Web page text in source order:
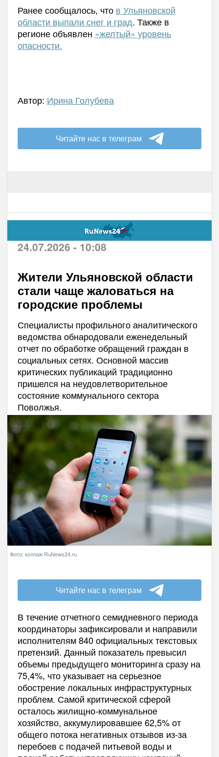
Ранее сообщалось, что в Ульяновской
области выпали снег и град. Также в
регионе объявлен «желтый» уровень
опасности.
Автор: Ирина Голубева
Читайте нас в телеграм
24.07.2026 - 10:08
Жители Ульяновской области
стали чаще жаловаться на
городские проблемы
Специалисты профильного аналитического
ведомства обнародовали еженедельный
отчет по обработке обращений граждан в
социальных сетях. Основной массив
критических публикаций традиционно
пришелся на неудовлетворительное
состояние коммунального сектора
Поволжья.
Фото: коллаж RuNews24.ru
Читайте нас в телеграм
В течение отчетного семидневного периода
координаторы зафиксировали и направили
исполнителям 840 официальных текстовых
претензий. Данный показатель превысил
объемы предыдущего мониторинга сразу на
75,4%, что указывает на серьезное
обострение локальных инфраструктурных
проблем. Самой критической сферой
осталось жилищно-коммунальное
хозяйство, аккумулировавшее 62,5% от
общего потока негативных отзывов из-за
перебоев с подачей питьевой воды и